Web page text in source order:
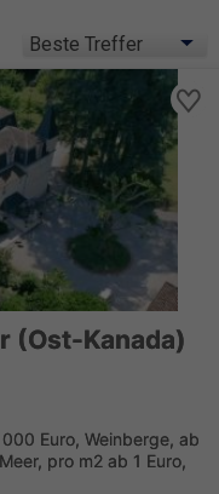
(Ost-Kanada)
Euro, Weinberge, ab
pro m2 ab 1 Euro,